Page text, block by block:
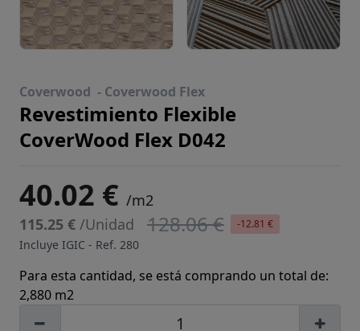
Coverwood - Coverwood Flex
Revestimiento Flexible
CoverWood Flex D042
40.02 € /m2
115.25 € /Unidad 128.06 € -12.81 €
Incluye IGIC - Ref. 280
Para esta cantidad, se está comprando un total de:
2,880 m2